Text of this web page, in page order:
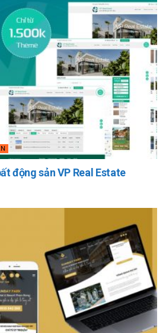
động sản VP Real Estate